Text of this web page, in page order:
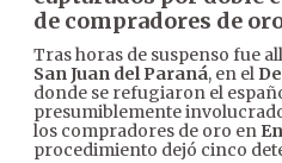
de compradores de
Tras horas de suspenso fue
San Juan del Paraná, en el
donde se refugiaron el
presumiblemente
los compradores de oro en
procedimiento dejó cinco